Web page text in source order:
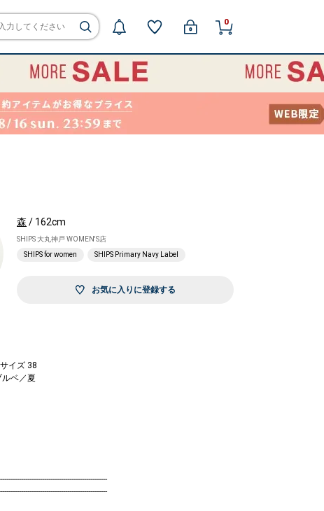
0
森 / 162cm
SHIPS 大丸神戸 WOMEN'S店
SHIPS for women
SHIPS Primary Navy Label
お気に入りに登録する
イズ 38
ベ／夏